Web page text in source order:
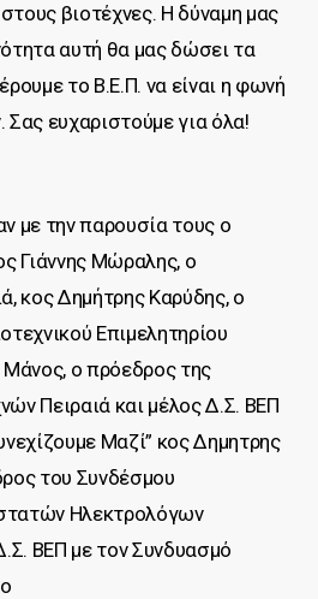
βιοτέχνες. Η δύναμη μας
αυτή θα μας δώσει τα
το Β.Ε.Π. να είναι η φωνή
ευχαριστούμε για όλα!
με την παρουσία τους ο
Γιάννης Μώραλης, ο
κος Δημήτρης Καρύδης, ο
Επιμελητηρίου
ο πρόεδρος της
Πειραιά και μέλος Δ.Σ. ΒΕΠ
Μαζί” κος Δημητρης
του Συνδέσμου
Ηλεκτρολόγων
ΒΕΠ με τον Συνδυασμό